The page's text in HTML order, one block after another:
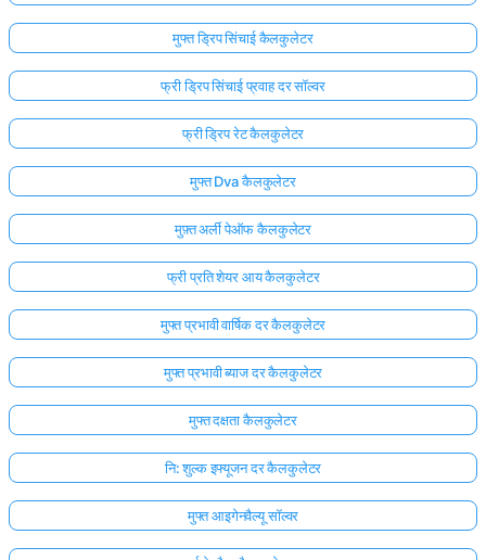
यहाँ
लॉग
मुफ्त ड्रिप सिंचाई कैलकुलेटर
फ्री ड्रिप सिंचाई प्रवाह दर सॉल्वर
फ्री ड्रिप रेट कैलकुलेटर
मुफ्त Dva कैलकुलेटर
मुफ़्त अर्ली पेऑफ कैलकुलेटर
फ्री प्रति शेयर आय कैलकुलेटर
मुफ्त प्रभावी वार्षिक दर कैलकुलेटर
मुफ्त प्रभावी ब्याज दर कैलकुलेटर
मुफ्त दक्षता कैलकुलेटर
नि: शुल्क इफ्यूजन दर कैलकुलेटर
मुफ्त आइगेनवैल्यू सॉल्वर